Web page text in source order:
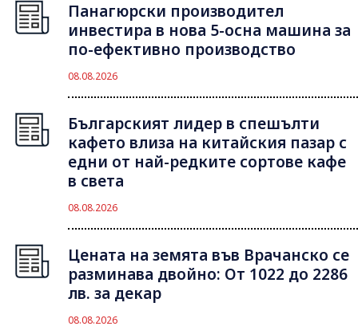
Панагюрски производител
инвестира в нова 5-осна машина за
по-ефективно производство
08.08.2026
Българският лидер в спешълти
кафето влиза на китайския пазар с
едни от най-редките сортове кафе
в света
08.08.2026
Цената на земята във Врачанско се
разминава двойно: От 1022 до 2286
лв. за декар
08.08.2026